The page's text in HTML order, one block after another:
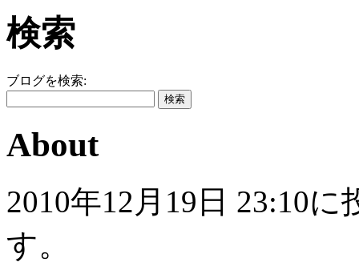
検索
ブログを検索:
About
2010年12月19日 23:10
す。